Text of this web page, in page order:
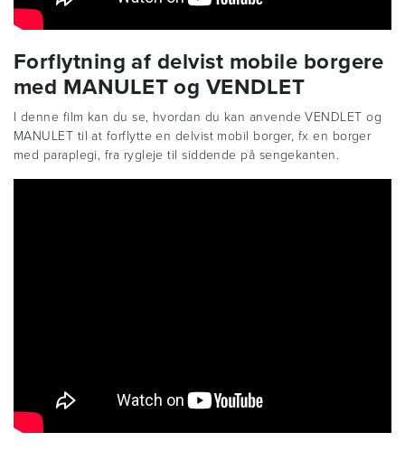
Forflytning af delvist mobile borgere
med MANULET og VENDLET
I denne film kan du se, hvordan du kan anvende VENDLET og
MANULET til at forflytte en delvist mobil borger, fx en borger
med paraplegi, fra rygleje til siddende på sengekanten.